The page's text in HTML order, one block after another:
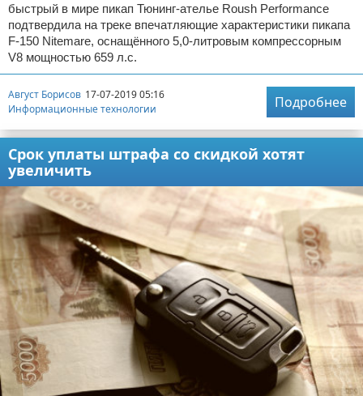
быстрый в мире пикап Тюнинг-ателье Roush Performance
подтвердила на треке впечатляющие характеристики пикапа
F-150 Nitemare, оснащённого 5,0-литровым компрессорным
V8 мощностью 659 л.с.
Август Борисов 17-07-2019 05:16
Информационные технологии
Подробнее
Срок уплаты штрафа со скидкой хотят
увеличить